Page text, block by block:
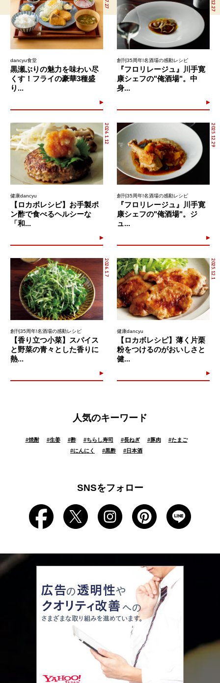
dancyu食堂
黒瀬ぶりの魅力を味わい尽
くす！フライの豪華3種盛
り...
創刊35周年!名酒場の感動レシピ
『フロリレージュ』川手寛
康シェフの"俺酒場"。中
身...
2026.1.12
健康dancyu
【ロカボレシピ】お手製ポ
ン酢で食べるヘルシーな
「和...
2025.12.29
創刊35周年!名酒場の感動レシピ
『フロリレージュ』川手寛
康シェフの"俺酒場"。ジ
ュ...
2026.1.7
創刊35周年!名酒場の感動レシピ
【香り立つ小菜】スパイス
と野菜の青々とした香りに
熱...
2025.12.1
健康dancyu
【ロカボレシピ】薄く片栗
粉をつけるのがおいしさと
健...
人気のキーワード
#焼酎 #生姜 #酢 #ちらし寿司 #長ねぎ #豚肉 #たまご
#にんにく #黒酢 #日本酒
SNSをフォロー